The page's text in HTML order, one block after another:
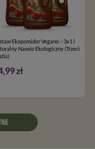
Ekopomidor Vegano – 3x1 l
Nawóz Ekologiczny (Trzeci
zł